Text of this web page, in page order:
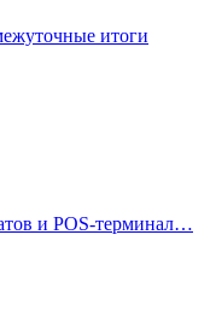
итоги
и POS-терминал…